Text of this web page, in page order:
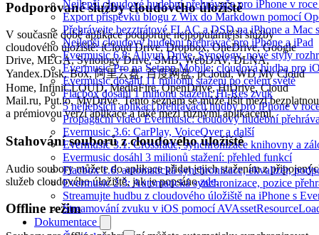
Nejlepší cloudové hudební přehrávače pro iPhone v
Export příspěvků blogu z Wix do Markdown pomocí
Přehrávejte bezztrátové FLAC a DSD na iPhone a Mac
Nejlepší cloudový hudební přehrávač pro iPhone a iPad
Evermusic 6.8: Aliyun Drive, Synology, nové styly
Evermusic Pro na Setapp Mobile: cloudová hudba pro
Evermusic dosáhl 11 milionů stažení po celém světě
Flacbox dosáhl 1 milionu stažení: Hi-Res zvuk
5 nejlepších aplikací přehrávačů hudby pro iPhone v
Propagační video Evermusic: cloudový hudební
Evermusic 3.6: CarPlay, VoiceOver a další
Evermusic 3.1: Crossfade, synchronizace knihovny a
Evermusic dosáhl 3 milionů stažení: přehled funkcí
Flacbox 1.6: automatická synchronizace, ekvalizér,
Evermusic 2.3: Automatická synchronizace, pozice
Streamujte hudbu z cloudového úložiště na iPhone s
Streamování zvuku v iOS pomocí
Dokumentace
Podporované služby cloudového úložiště
V současné době aplikace podporuje nejpopulárnější služby
cloudového úložiště: iCloud Drive, Dropbox, OneDrive, Google
Drive, MEGA, Synology Drive, SMB, WebDAV, DLNA,
Yandex.Disk, Box, 阿里云盘, 百度网盘, pCloud, WD My Cloud
Home, InfiniCLOUD, MediaFire, OpenDrive, HiDrive, Cloud
Mail.ru, Put.io, MyDrive. Tento seznam se může lišit mezi bezplatnou
a prémiovou verzí aplikace a také mezi různými aplikacemi.
Stahování souborů z cloudového úložiště
Audio soubory můžete do aplikace přidat jejich stažením z
služeb cloudového úložiště, jak je popsánozde.
Offline režim